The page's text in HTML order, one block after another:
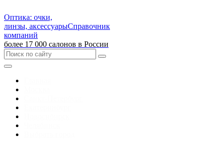
Оптика: очки,
линзы, аксессуарыСправочник
компаний
более 17 000 салонов в России